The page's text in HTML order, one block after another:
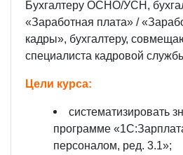
Бухгалтеру ОСНО/УСН,
«Заработная плата» /
кадры», бухгалтеру,
специалиста кадровой
Цели курса:
систематизировать
программе
персоналом, ред. 3.1»;